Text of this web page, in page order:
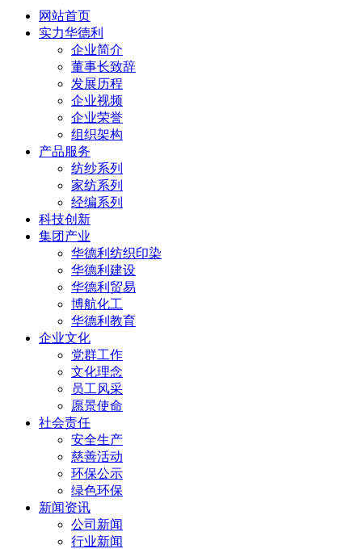
网站首页
实力华德利
企业简介
董事长致辞
发展历程
企业视频
企业荣誉
组织架构
产品服务
纺纱系列
家纺系列
经编系列
科技创新
集团产业
华德利纺织印染
华德利建设
华德利贸易
博航化工
华德利教育
企业文化
党群工作
文化理念
员工风采
愿景使命
社会责任
安全生产
慈善活动
环保公示
绿色环保
新闻资讯
公司新闻
行业新闻